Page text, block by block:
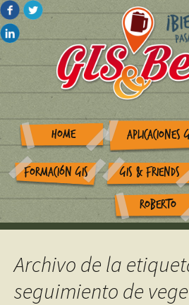
HOME APLICACIONES
FORMACIÓN GIS GIS & FRIENDS
ROBERTO
Archivo de la
seguimiento de